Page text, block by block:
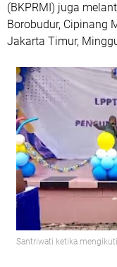
(BKPRMI) juga
Borobudur, Cipinang
Jakarta Timur,
Santriwati ketika